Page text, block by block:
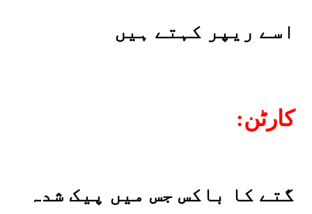
اسے ریپر کہتے ہیں
:کارٹن
گتے کا باکس جس میں پیک شدہ